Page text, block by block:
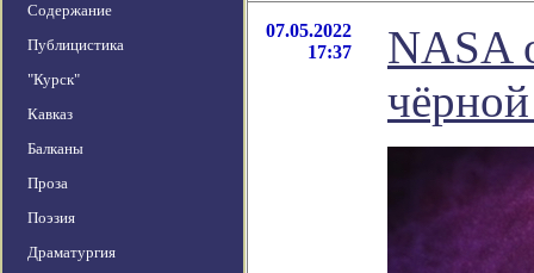
Содержание
Публицистика
"Курск"
Кавказ
Балканы
Проза
Поэзия
Драматургия
07.05.2022
17:37
NASA